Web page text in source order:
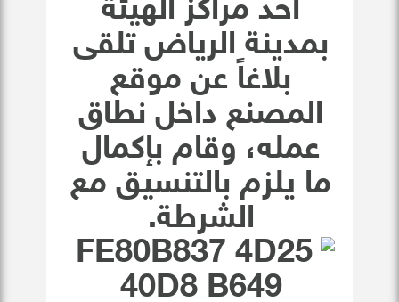
أحد مراكز الهيئة
بمدينة الرياض تلقى
بلاغاً عن موقع
المصنع داخل نطاق
عمله، وقام بإكمال
ما يلزم بالتنسيق مع
الشرطة.